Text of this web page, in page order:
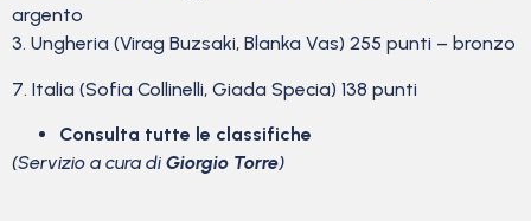
argento
3. Ungheria (Virag Buzsaki, Blanka Vas) 255 punti – bronzo
7. Italia (Sofia Collinelli, Giada Specia) 138 punti
Consulta tutte le classifiche
(Servizio a cura di Giorgio Torre)